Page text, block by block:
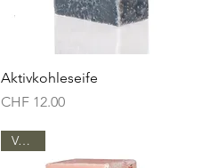
Schnellansicht
Aktivkohleseife
Preis
CHF 12.00
Vegan